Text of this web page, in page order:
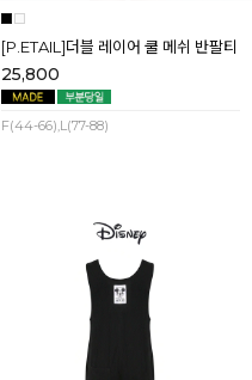
[P.ETAIL]더블 레이어 쿨 메쉬 반팔티
25,800
F(44-66),L(77-88)